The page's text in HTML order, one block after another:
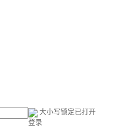
大小写锁定已打开
登录